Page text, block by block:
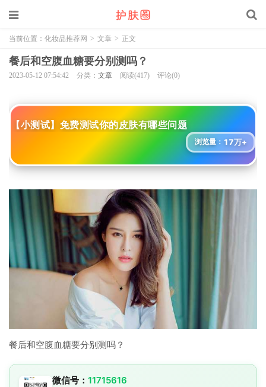
当前位置： 化妆品推荐网 > 文章 > 正文
餐后和空腹血糖要分别测吗？
2023-05-12 07:54:42 分类： 文章 阅读(417) 评论(0)
【小测试】免费测试你的皮肤有哪些问题
浏览量： 17万+
餐后和空腹血糖要分别测吗？
微信号： 11715616